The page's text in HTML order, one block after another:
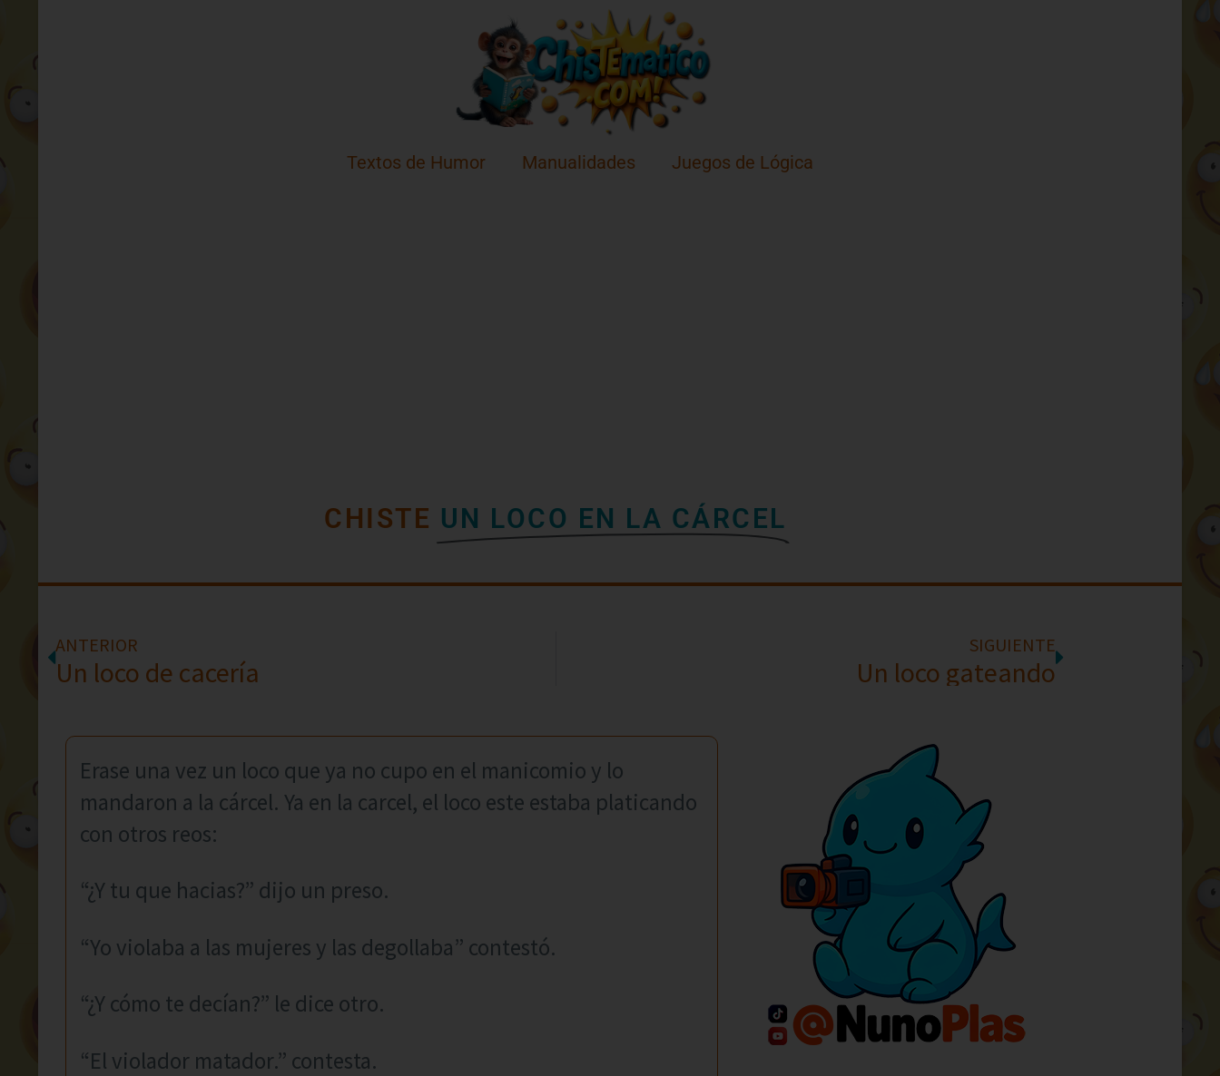
Textos de Humor Manualidades Juegos de Lógica
CHISTE UN LOCO EN LA CÁRCEL
ANTERIOR
Un loco de cacería
SIGUIENTE
Un loco gateando
Erase una vez un loco que ya no cupo en el manicomio y lo
mandaron a la cárcel. Ya en la carcel, el loco este estaba platicando
con otros reos:
“¿Y tu que hacias?” dijo un preso.
“Yo violaba a las mujeres y las degollaba” contestó.
“¿Y cómo te decían?” le dice otro.
“El violador matador.” contesta.